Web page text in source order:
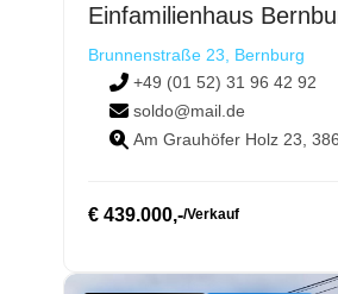
Einfamilienhaus
Brunnenstraße 23, Bernburg
+49 (01 52) 31 96 42 92
soldo@mail.de
Am Grauhöfer Holz 23,
€439.000,-/Verkauf